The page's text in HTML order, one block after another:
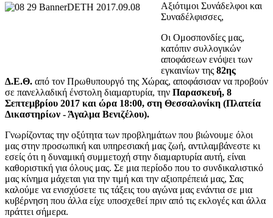
Αξιότιμοι Συνάδελφοι και
Συναδέλφισσες,
Οι Ομοσπονδίες μας,
κατόπιν συλλογικών
αποφάσεων ενόψει των
εγκαινίων της 82ης
Δ.Ε.Θ. από τον Πρωθυπουργό της Χώρας, αποφάσισαν να προβούν
σε πανελλαδική ένστολη διαμαρτυρία, την Παρασκευή, 8
Σεπτεμβρίου 2017 και ώρα 18:00, στη Θεσσαλονίκη (Πλατεία
Δικαστηρίων - Άγαλμα Βενιζέλου).
Γνωρίζοντας την οξύτητα των προβλημάτων που βιώνουμε όλοι
μας στην προσωπική και υπηρεσιακή μας ζωή, αντιλαμβάνεστε κι
εσείς ότι η δυναμική συμμετοχή στην διαμαρτυρία αυτή, είναι
καθοριστική για όλους μας. Σε μια περίοδο που το συνδικαλιστικό
μας κίνημα μάχεται για την τιμή και την αξιοπρέπειά μας, Σας
καλούμε να ενισχύσετε τις τάξεις του αγώνα μας ενάντια σε μια
κυβέρνηση που άλλα είχε υποσχεθεί πριν από τις εκλογές και άλλα
πράττει σήμερα.